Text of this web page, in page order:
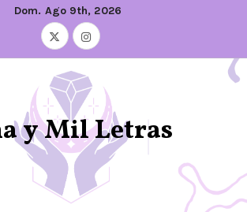
Dom. Ago 9th, 2026
y Mil Letras